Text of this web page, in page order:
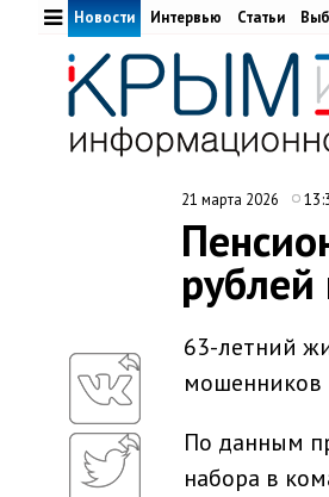
Новости Интервью Статьи
21 марта 2026
63-летний
мошенников
По данным
набора в